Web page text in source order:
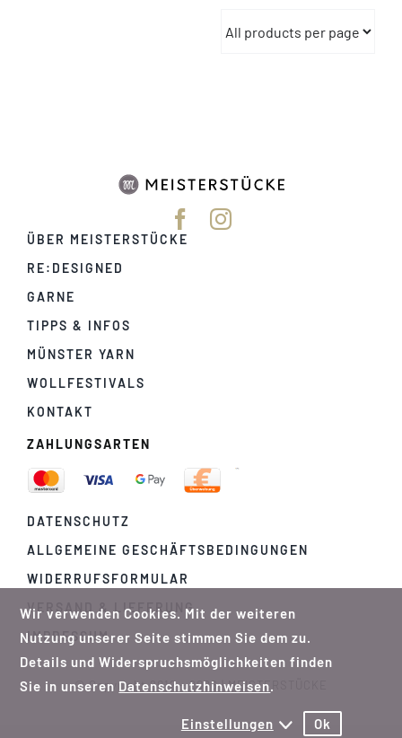
ÜBER MEISTERSTÜCKE
RE:DESIGNED
GARNE
TIPPS & INFOS
MÜNSTER YARN
WOLLFESTIVALS
KONTAKT
ZAHLUNGSARTEN
DATENSCHUTZ
ALLGEMEINE GESCHÄFTSBEDINGUNGEN
WIDERRUFSFORMULAR
VERSAND & LIEFERUNG
IMPRESSUM
© Copyright 2012 - 2026 | MEISTERSTÜCKE
Wir verwenden Cookies. Mit der weiteren
Nutzung unserer Seite stimmen Sie dem zu.
Details und Widerspruchsmöglichkeiten finden
Sie in unseren Datenschutzhinweisen.
Einstellungen Ok